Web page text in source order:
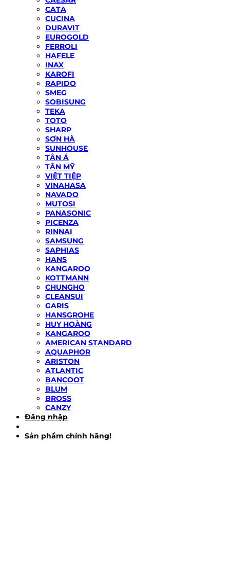
CATA
CUCINA
DURAVIT
EUROGOLD
FERROLI
HAFELE
INAX
KAROFI
RAPIDO
SMEG
SOBISUNG
TEKA
TOTO
SHARP
SƠN HÀ
SUNHOUSE
TÂN Á
TÂN MỸ
VIỆT TIỆP
VINAHASA
NAVADO
MUTOSI
PANASONIC
PICENZA
RINNAI
SAMSUNG
SAPHIAS
HANS
KANGAROO
KOTTMANN
CHUNGHO
CLEANSUI
GARIS
HANSGROHE
HUY HOÀNG
KANGAROO
AMERICAN STANDARD
AQUAPHOR
ARISTON
ATLANTIC
BANCOOT
BLUM
BROSS
CANZY
Đăng nhập
Sản phẩm chính hãng!